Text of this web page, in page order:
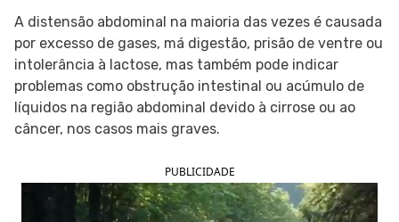
BEM-ESTAR
SIGA O TUA SAÚDE NAS REDES SOCIAIS
A distensão abdominal na maioria das vezes é causada
por excesso de gases, má digestão, prisão de ventre ou
intolerância à lactose, mas também pode indicar
problemas como obstrução intestinal ou acúmulo de
líquidos na região abdominal devido à cirrose ou ao
câncer, nos casos mais graves.
PUBLICIDADE